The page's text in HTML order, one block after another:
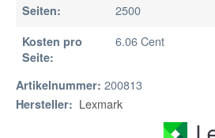
Seiten: 2500
Kosten pro
Seite:
6.06 Cent
Artikelnummer: 200813
Hersteller: Lexmark